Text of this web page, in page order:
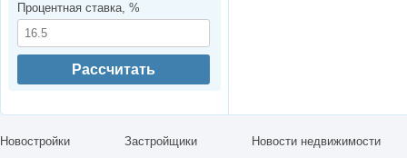
Процентная ставка, %
Рассчитать
Новостройки Застройщики Новости недвижимости